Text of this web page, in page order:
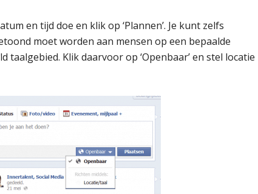
en tijd doe en klik op ‘Plannen’. Je kunt zelfs
moet worden aan mensen op een bepaalde
taalgebied. Klik daarvoor op ‘Openbaar’ en stel locatie